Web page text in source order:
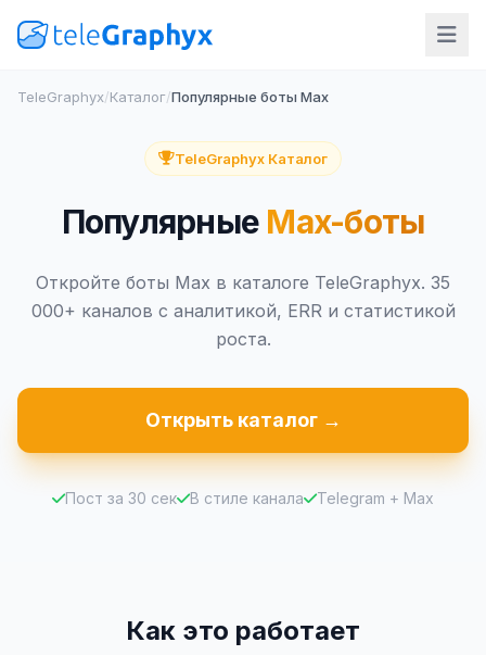
TeleGraphyx/Каталог/Популярные боты Max
TeleGraphyx Каталог
Популярные Max-боты
Откройте боты Max в каталоге TeleGraphyx. 35
000+ каналов с аналитикой, ERR и статистикой
роста.
Открыть каталог →
Пост за 30 сек В стиле канала Telegram + Max
Как это работает